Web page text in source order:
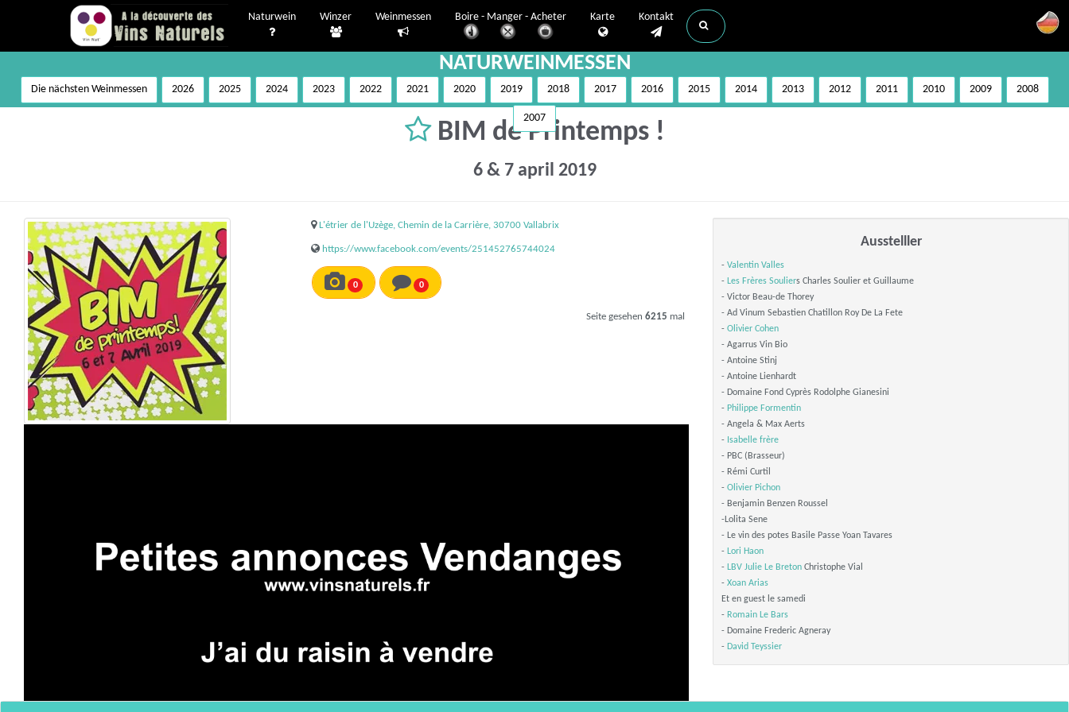
Naturwein Winzer Weinmessen Boire - Manger - Acheter Karte Kontakt
NATURWEINMESSEN
Die nächsten Weinmessen 2026 2025 2024 2023 2022 2021 2020 2019 2018 2017 2016 2015 2014 2013 2012 2011 2010 2009 2008
2007
BIM de Printemps !
6 & 7 april 2019
L'étrier de l'Uzège, Chemin de la Carrière, 30700 Vallabrix
https://www.facebook.com/events/251452765744024
0 0
Seite gesehen 6215 mal
Ausstelller
- Valentin Valles
- Les Frères Souliers Charles Soulier et Guillaume
- Victor Beau-de Thorey
- Ad Vinum Sebastien Chatillon Roy De La Fete
- Olivier Cohen
- Agarrus Vin Bio
- Antoine Stinj
- Antoine Lienhardt
- Domaine Fond Cyprès Rodolphe Gianesini
- Philippe Formentin
- Angela & Max Aerts
- Isabelle frère
- PBC (Brasseur)
- Rémi Curtil
- Olivier Pichon
- Benjamin Benzen Roussel
-Lolita Sene
- Le vin des potes Basile Passe Yoan Tavares
- Lori Haon
- LBV Julie Le Breton Christophe Vial
- Xoan Arias
Et en guest le samedi
- Romain Le Bars
- Domaine Frederic Agneray
- David Teyssier